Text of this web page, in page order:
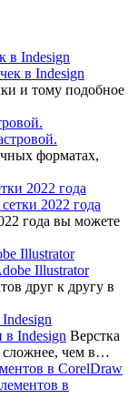
в Indesign
и тому подобное
форматах,
2022 года
года вы можете
Illustrator
друг к другу в
Верстка
сложнее, чем в…
в CorelDraw